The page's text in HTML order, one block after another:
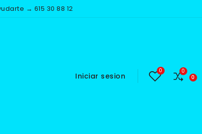
→ 615 30 88 12
Iniciar sesion